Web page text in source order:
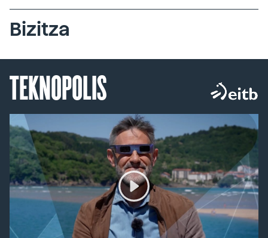
Bizitza
TEKNOPOLIS